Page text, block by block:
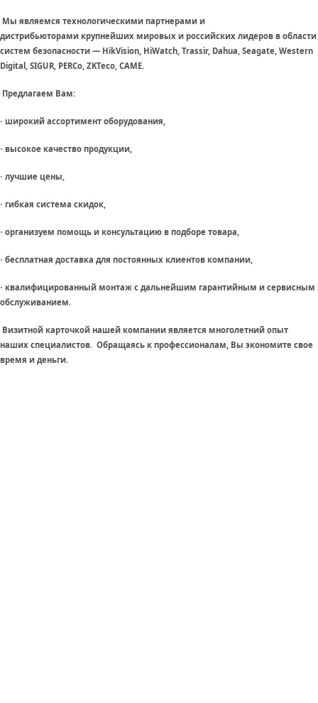
Мы являемся технологическими партнерами и
дистрибьюторами крупнейших мировых и российских лидеров в области
систем безопасности — HikVision, HiWatch, Trassir, Dahua, Seagate, Western
Digital, SIGUR, PERCo, ZKTeco, CAME.
Предлагаем Вам:
· широкий ассортимент оборудования,
· высокое качество продукции,
· лучшие цены,
· гибкая система скидок,
· организуем помощь и консультацию в подборе товара,
· бесплатная доставка для постоянных клиентов компании,
· квалифицированный монтаж с дальнейшим гарантийным и сервисным
обслуживанием.
Визитной карточкой нашей компании является многолетний опыт
наших специалистов. Обращаясь к профессионалам, Вы экономите свое
время и деньги.